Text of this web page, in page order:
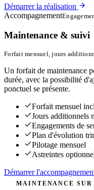
Démarrer la réalisation
Accompagnement
Maintenance & suivi
Forfait mensuel, jours
Un forfait de maintenance
durée, avec la possibilité
ponctuel se présente.
Forfait mensuel
Jours additionnels
Engagements de
Plan d'évolution
Pilotage mensuel
Astreintes
Démarrer
MAINTENANCE SUR